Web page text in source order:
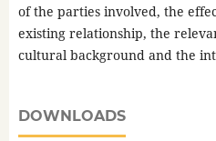
of the parties involved, the
existing relationship, the
cultural background and the
DOWNLOADS